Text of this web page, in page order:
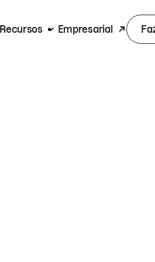
Recursos Empresarial